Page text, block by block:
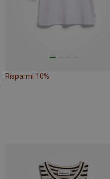
Risparmi 10%